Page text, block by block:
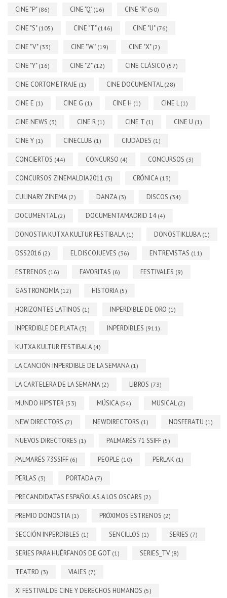
CINE "P" (86) CINE "Q" (16) CINE "R" (50)
CINE "S" (105) CINE "T" (146) CINE "U" (76)
CINE "V" (33) CINE "W" (19) CINE "X" (2)
CINE "Y" (16) CINE "Z" (12) CINE CLÁSICO (57)
CINE CORTOMETRAJE (1) CINE DOCUMENTAL(28)
CINE E (1) CINE G (1) CINE H (1) CINE L(1)
CINE NEWS (3) CINE R (1) CINE T (1) CINE U (1)
CINE Y (1) CINECLUB (1) CIUDADES (1)
CONCIERTOS (44) CONCURSO (4) CONCURSOS (3)
CONCURSOS ZINEMALDIA2011 (3) CRÓNICA (13)
CULINARY ZINEMA (2) DANZA (3) DISCOS (34)
DOCUMENTAL(2) DOCUMENTAMADRID 14 (4)
DONOSTIA KUTXA KULTUR FESTIBALA (1) DONOSTIKLUBA (1)
DSS2016 (2) EL DISCOJUEVES (36) ENTREVISTAS (11)
ESTRENOS (16) FAVORITAS (6) FESTIVALES (9)
GASTRONOMÍA (12) HISTORIA (5)
HORIZONTES LATINOS (1) INPERDIBLE DE ORO (1)
INPERDIBLE DE PLATA (3) INPERDIBLES (911)
KUTXA KULTUR FESTIBALA (4)
LA CANCIÓN INPERDIBLE DE LA SEMANA (1)
LA CARTELERA DE LA SEMANA (2) LIBROS (73)
MUNDO HIPSTER (53) MÚSICA (54) MUSICAL(2)
NEW DIRECTORS (2) NEWDIRECTORS (1) NOSFERATU (1)
NUEVOS DIRECTORES (1) PALMARÉS 71 SSIFF (5)
PALMARÉS 73SSIFF (6) PEOPLE (10) PERLAK (1)
PERLAS (3) PORTADA (7)
PRECANDIDATAS ESPAÑOLAS A LOS OSCARS (2)
PREMIO DONOSTIA (1) PRÓXIMOS ESTRENOS (2)
SECCIÓN INPERDIBLES (1) SENCILLOS (1) SERIES (7)
SERIES PARA HUÉRFANOS DE GOT (1) SERIES_TV (8)
TEATRO (3) VIAJES (7)
XI FESTIVAL DE CINE Y DERECHOS HUMANOS (5)